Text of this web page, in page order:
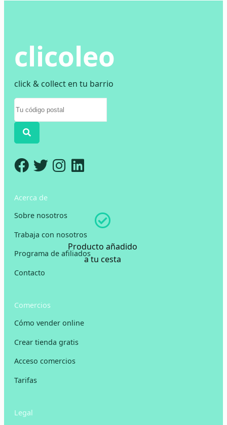
clicoleo
click & collect en tu barrio
Acerca de
Sobre nosotros
Trabaja con nosotros
Programa de afiliados
Contacto
Comercios
Cómo vender online
Crear tienda gratis
Acceso comercios
Tarifas
Legal
Producto añadido
a tu cesta